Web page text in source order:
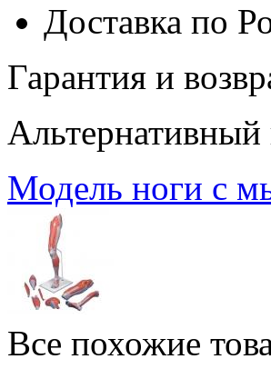
Доставка по
Гарантия и
Альтернативный
Модель ноги с
Все похожие